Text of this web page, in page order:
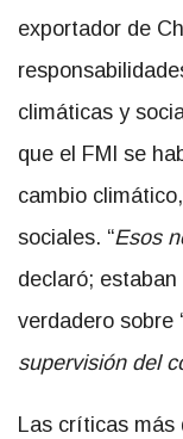
exportador de
climáticas y
que el FMI se
cambio
sociales. “Esos
declaró; estaban
verdadero sobre
supervisión del
Las críticas más